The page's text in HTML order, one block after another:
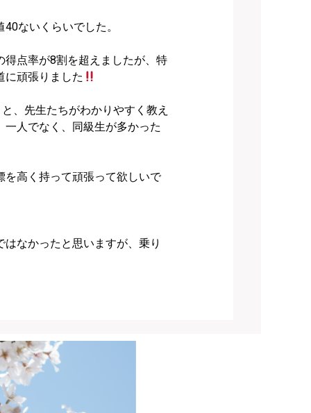
ないくらいでした。
点率が8割を超えましたが、特
に頑張りました
、先生たちがわかりやすく教え
人でなく、同級生が多かった
高く持って頑張って欲しいで
なかったと思いますが、乗り